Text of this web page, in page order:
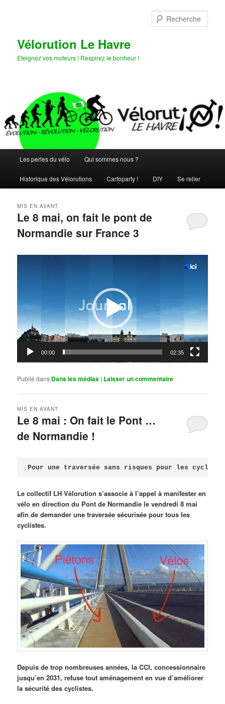
Vélorution Le Havre
Eteignez vos moteurs ! Respirez le bonheur !
principal
Les perles du vélo Qui sommes nous ?
Historique des Vélorutions Cartoparty ! DIY Se relier
Le 8 mai, on fait le pont de
Normandie sur France 3
MIS EN AVANT
00:00 02:35
Publié dans Dans les médias | Laisser un commentaire
Le 8 mai : On fait le Pont …
de Normandie !
MIS EN AVANT
Pour une traversée sans risques pour les
Le collectif LH Vélorution s’associe à l’appel à manifester en
vélo en direction du Pont de Normandie le vendredi 8 mai
afin de demander une traversée sécurisée pour tous les
cyclistes.
Depuis de trop nombreuses années, la CCI, concessionnaire
jusqu’en 2031, refuse tout aménagement en vue d’améliorer
la sécurité des cyclistes.